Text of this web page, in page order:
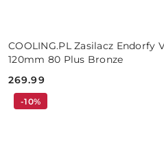
COOLING.PL Zasilacz Endorfy
120mm 80 Plus Bronze
Cena:
269.99
-10%